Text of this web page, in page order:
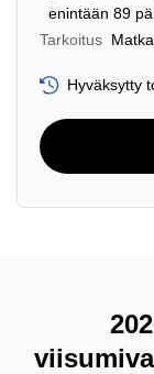
enintään 89
Tarkoitus
Hyväksytty